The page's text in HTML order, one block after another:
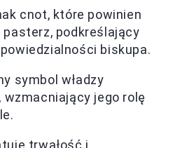
cnot, które powinien
pasterz, podkreślający
biskupa.
symbol władzy
wzmacniający jego rolę
trwałość i